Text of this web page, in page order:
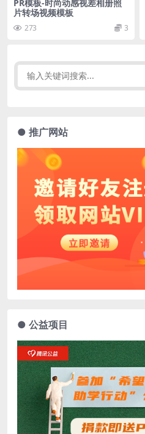
PR模板-时尚动感视差相册照
片转场视频模板
273 3
● 推广网站
● 公益项目